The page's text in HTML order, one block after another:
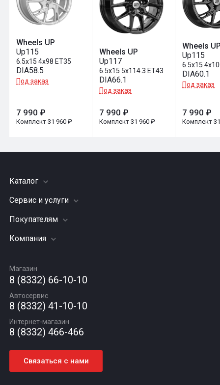
Wheels UP
Up115
6.5x15 4x98 ET35
DIA58.5
Под заказ
7 990 ₽
Комплект 31 960 ₽
Wheels UP
Up117
6.5x15 5x114.3 ET43
DIA66.1
Под заказ
7 990 ₽
Комплект 31 960 ₽
Wheels
Up115
6.5x15
DIA60.1
Под заказ
7 990 ₽
Комплект
Каталог
Шины
Грузовые шины
Диски
Автомасла
Сервис и услуги
Заправка кондиционера
Подвеска (ходовая часть)
Шиномонтаж
Покупателям
Акции
Гарантии и возврат
Компания
Вакансии
Новости
Статьи
Контакты
Магазин
8 (8332) 66-10-10
Автосервис
8 (8332) 41-10-10
Интернет-магазин
8 (8332) 466-466
Связаться с нами